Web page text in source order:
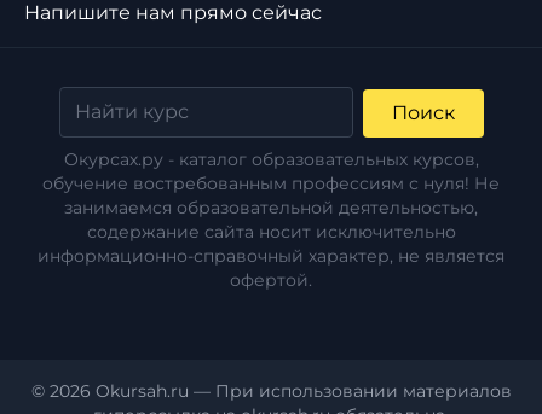
Напишите нам прямо сейчас
Поиск
Окурсах.ру - каталог образовательных курсов,
обучение востребованным профессиям с нуля! Не
занимаемся образовательной деятельностью,
содержание сайта носит исключительно
информационно-справочный характер, не является
офертой.
© 2026 Okursah.ru — При использовании материалов